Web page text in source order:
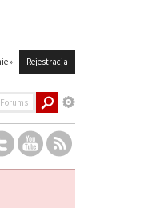
» Rejestracja
Forums